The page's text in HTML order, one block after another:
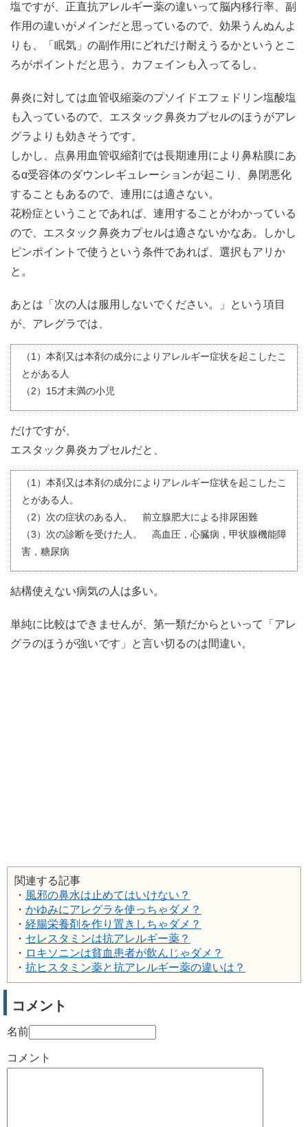
塩ですが、正直抗アレルギー薬の違いって脳内移行率、副
作用の違いがメインだと思っているので、効果うんぬんよ
りも、「眠気」の副作用にどれだけ耐えうるかというとこ
ろがポイントだと思う。カフェインも入ってるし。
鼻炎に対しては血管収縮薬のプソイドエフェドリン塩酸塩
も入っているので、エスタック鼻炎カプセルのほうがアレ
グラよりも効きそうです。
しかし、点鼻用血管収縮剤では長期連用により鼻粘膜にあ
るα受容体のダウンレギュレーションが起こり、鼻閉悪化
することもあるので、連用には適さない。
花粉症ということであれば、連用することがわかっている
ので、エスタック鼻炎カプセルは適さないかなあ。しかし
ピンポイントで使うという条件であれば、選択もアリか
と。
あとは「次の人は服用しないでください。」という項目
が、アレグラでは、
（1）本剤又は本剤の成分によりアレルギー症状を起こしたこ
とがある人
（2）15才未満の小児
だけですが、
エスタック鼻炎カプセルだと、
（1）本剤又は本剤の成分によりアレルギー症状を起こしたこ
とがある人。
（2）次の症状のある人。 前立腺肥大による排尿困難
（3）次の診断を受けた人。 高血圧，心臓病，甲状腺機能障
害，糖尿病
結構使えない病気の人は多い。
単純に比較はできませんが、第一類だからといって「アレ
グラのほうが強いです」と言い切るのは間違い。
関連する記事
・ 風邪の鼻水は止めてはいけない？
・ かゆみにアレグラを使っちゃダメ？
・ 経腸栄養剤を作り置きしちゃダメ？
・ セレスタミンは抗アレルギー薬？
・ ロキソニンは貧血患者が飲んじゃダメ？
・ 抗ヒスタミン薬と抗アレルギー薬の違いは？
コメント
名前
コメント